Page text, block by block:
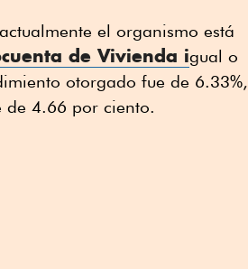
el organismo está
de Vivienda igual o
otorgado fue de 6.33%,
4.66 por ciento.